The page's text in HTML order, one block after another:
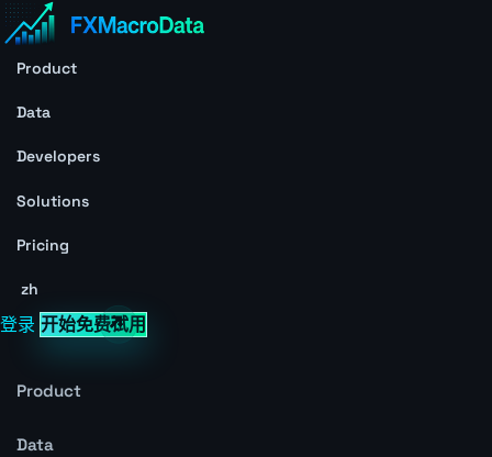
Product
Data
Developers
Solutions
Pricing
zh
登录 开始免费试用
Product
Data